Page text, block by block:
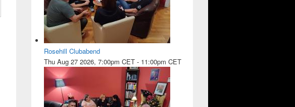
Rosehill Clubabend
Thu Aug 27 2026, 7:00pm CET - 11:00pm CET